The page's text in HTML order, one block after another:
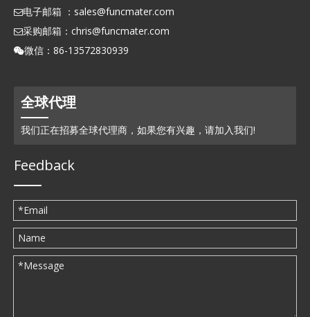
电子邮箱 ： sales@funcmater.com
采购邮箱： chris@funcmater.com
微信：86-13572830939
全球代理
我们正在招募全球代理商，如果您有兴趣，请加入我们!
Feedback